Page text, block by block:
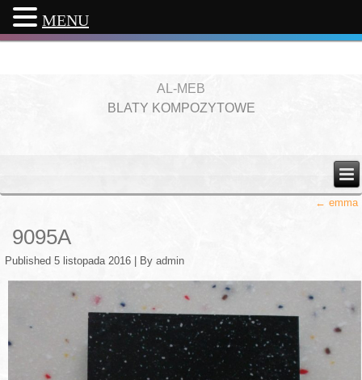
AL-MEB
BLATY KOMPOZYTOWE
← emma
9095A
Published 5 listopada 2016 By admin
MENU